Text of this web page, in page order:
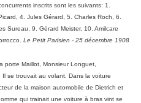
inscrits sont les suivants: 1.
4. Jules Gérard, 5. Charles Roch, 6.
Sureau, 9. Gérard Meister, 10. Amilcare
Le Petit Parisien - 25 décembre 1908
porte Maillot, Monsieur Longuet,
se trouvait au volant. Dans la voiture
de la maison automobile de Dietrich et
qui trainait une voiture à bras vint se